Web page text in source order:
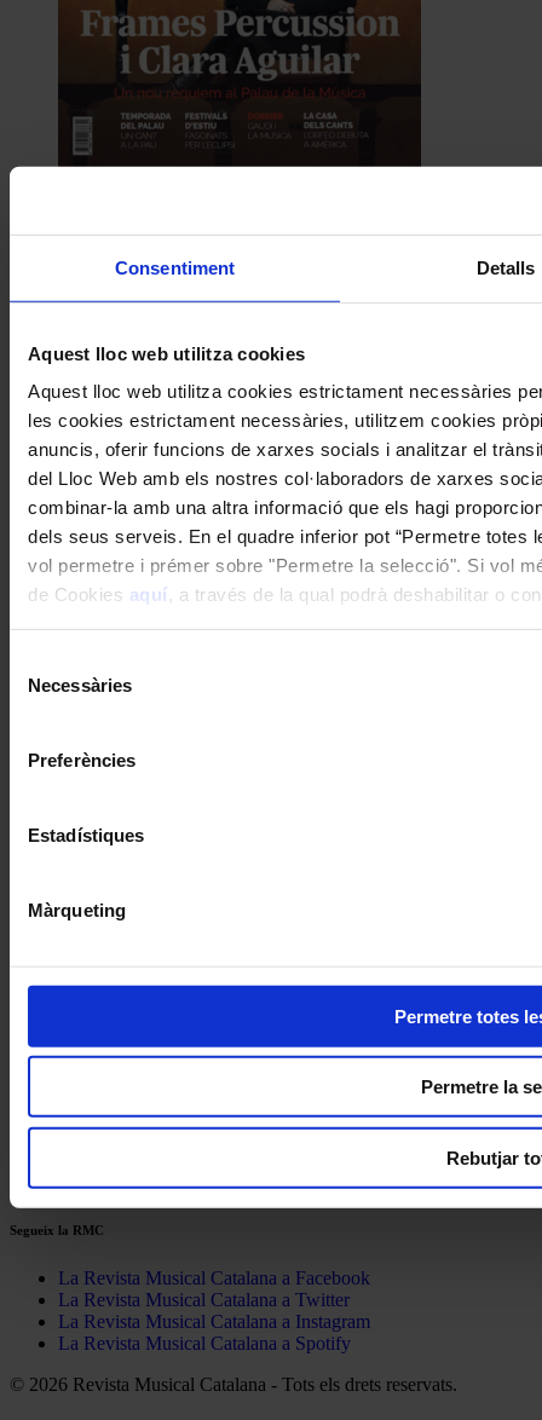
Consentiment Detalls
Aquest lloc web utilitza cookies
Aquest lloc web utilitza cookies estrictament necessàries
les cookies estrictament necessàries, utilitzem cookies
anuncis, oferir funcions de xarxes socials i analitzar el
del Lloc Web amb els nostres col·laboradors de xarxes
combinar-la amb una altra informació que els hagi
dels seus serveis. En el quadre inferior pot “Permetre totes
vol permetre i prémer sobre "Permetre la selecció". Si vol
de Cookies aquí, a través de la qual podrà deshabilitar o
Necessàries
Preferències
Estadístiques
Màrqueting
Permetre totes
Permetre la
Rebutjar
Compártelo per Email
Compártelo per Whatsapp
Contacte
Subscriu-te
Sobre les cookies
Segueix la RMC
La Revista Musical Catalana a Facebook
La Revista Musical Catalana a Twitter
La Revista Musical Catalana a Instagram
La Revista Musical Catalana a Spotify
© 2026 Revista Musical Catalana - Tots els drets reservats.